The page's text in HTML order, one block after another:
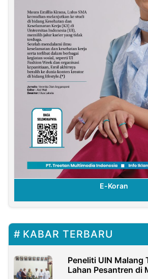
E-Koran
KABAR TERBARU
Peneliti UIN Malang
Lahan Pesantren di